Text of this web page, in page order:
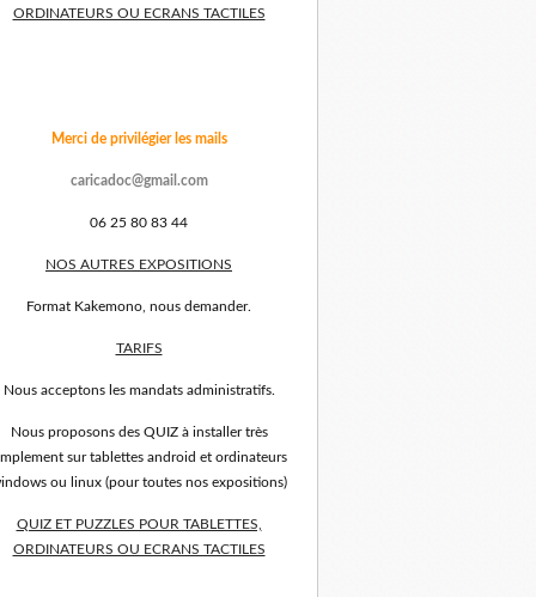
ORDINATEURS OU ECRANS TACTILES
Merci de privilégier les mails
caricadoc@gmail.com
06 25 80 83 44
NOS AUTRES EXPOSITIONS
Format Kakemono, nous demander.
TARIFS
Nous acceptons les mandats administratifs.
Nous proposons des QUIZ à installer très
sur tablettes android et ordinateurs
ou linux (pour toutes nos expositions)
QUIZ ET PUZZLES POUR TABLETTES,
ORDINATEURS OU ECRANS TACTILES